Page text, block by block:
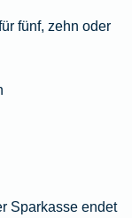
fünf, zehn oder
Sparkasse endet